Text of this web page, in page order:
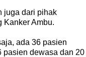
juga dari pihak
Kanker Ambu.
ada 36 pasien
pasien dewasa dan 20